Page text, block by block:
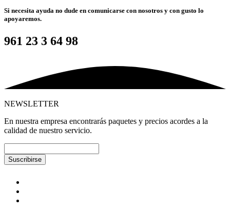
Si necesita ayuda no dude en comunicarse con nosotros y con gusto lo
apoyaremos.
961 23 3 64 98
NEWSLETTER
En nuestra empresa encontrarás paquetes y precios acordes a la
calidad de nuestro servicio.
Suscribirse